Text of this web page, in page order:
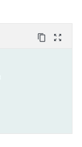
content_copy zoom_out_map